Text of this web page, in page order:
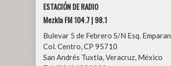
ESTACIÓN DE RADIO
Mezkla FM 104.7 | 98.1
Bulevar 5 de Febrero S/N Esq. Emparan
Col. Centro, CP 95710
San Andrés Tuxtla, Veracruz, México